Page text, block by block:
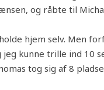
og råbte til
holde hjem selv. Men
jeg kunne trille ind 10
tog sig af 8